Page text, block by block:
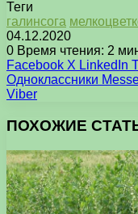
Теги
галинсога
04.12.2020
0 Время чтения: 2
Facebook X LinkedIn
Одноклассники
Viber
ПОХОЖИЕ